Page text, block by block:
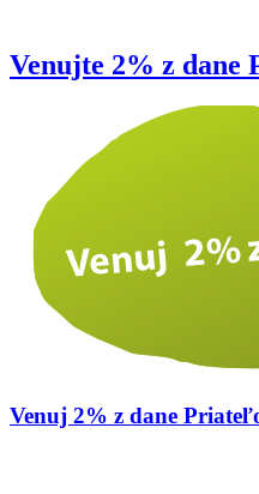
Venujte 2% z dane
Venuj 2% z dane